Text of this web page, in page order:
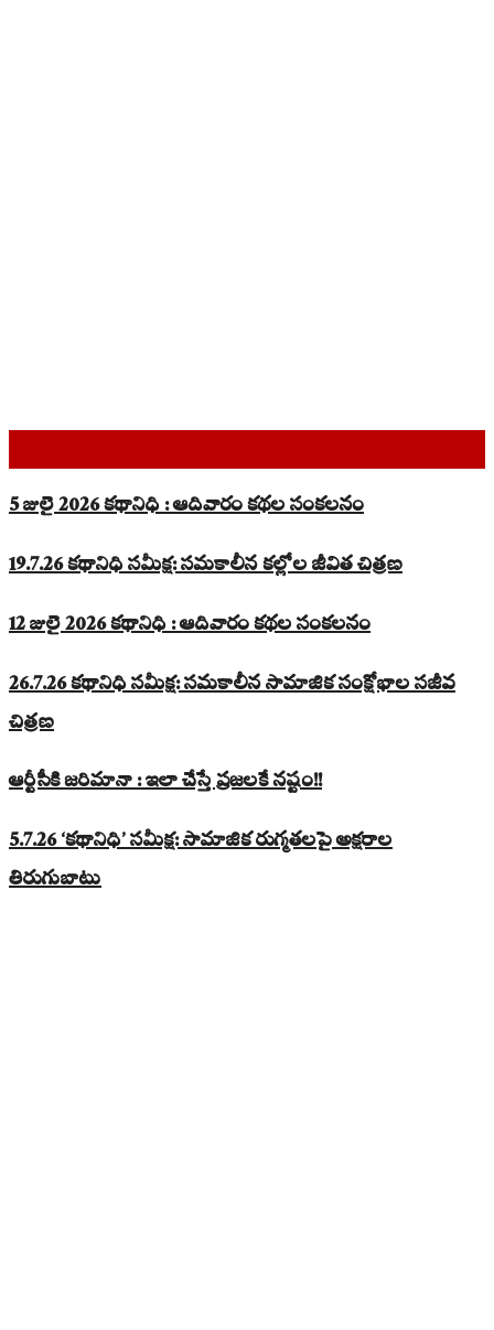
5 జులై 2026 కథానిధి : ఆదివారం కథల సంకలనం
19.7.26 కథానిధి సమీక్ష: సమకాలీన కల్లోల జీవిత చిత్రణ
12 జులై 2026 కథానిధి : ఆదివారం కథల సంకలనం
26.7.26 కథానిధి సమీక్ష: సమకాలీన సామాజిక సంక్షోభాల సజీవ
చిత్రణ
ఆర్టీసీకి జరిమానా : ఇలా చేస్తే ప్రజలకే నష్టం!!
5.7.26 ‘కథానిధి’ సమీక్ష: సామాజిక రుగ్మతలపై అక్షరాల
తిరుగుబాటు